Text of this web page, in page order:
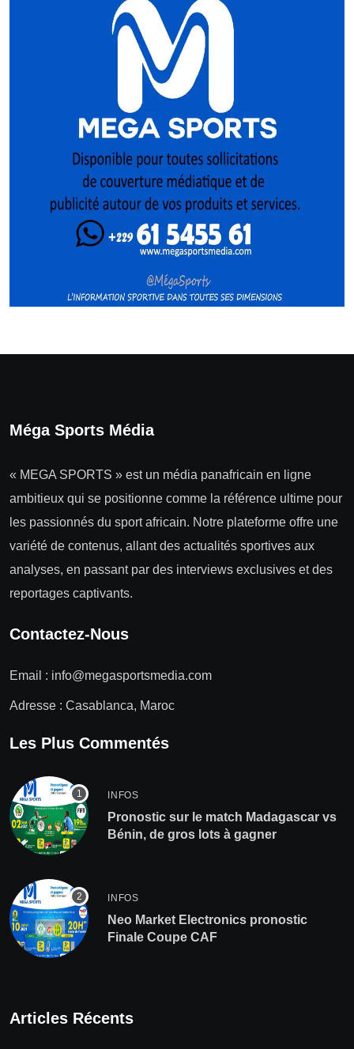
Méga Sports Média
« MEGA SPORTS » est un média panafricain en ligne
ambitieux qui se positionne comme la référence ultime pour
les passionnés du sport africain. Notre plateforme offre une
variété de contenus, allant des actualités sportives aux
analyses, en passant par des interviews exclusives et des
reportages captivants.
Contactez-Nous
Email : info@megasportsmedia.com
Adresse : Casablanca, Maroc
Les Plus Commentés
INFOS
Pronostic sur le match Madagascar vs
Bénin, de gros lots à gagner
INFOS
Neo Market Electronics pronostic
Finale Coupe CAF
Articles Récents